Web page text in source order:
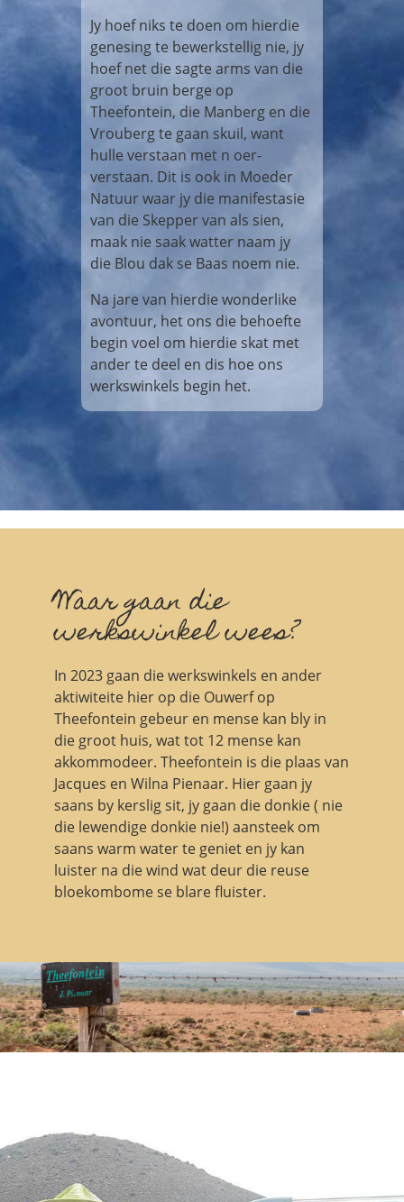
Jy hoef niks te doen om hierdie
genesing te bewerkstellig nie, jy
hoef net die sagte arms van die
groot bruin berge op
Theefontein, die Manberg en die
Vrouberg te gaan skuil, want
hulle verstaan met n oer-
verstaan. Dit is ook in Moeder
Natuur waar jy die manifestasie
van die Skepper van als sien,
maak nie saak watter naam jy
die Blou dak se Baas noem nie.
Na jare van hierdie wonderlike
avontuur, het ons die behoefte
begin voel om hierdie skat met
ander te deel en dis hoe ons
werkswinkels begin het.
Waar gaan die
werkswinkel wees?
In 2023 gaan die werkswinkels en ander
aktiwiteite hier op die Ouwerf op
Theefontein gebeur en mense kan bly in
die groot huis, wat tot 12 mense kan
akkommodeer. Theefontein is die plaas van
Jacques en Wilna Pienaar. Hier gaan jy
saans by kerslig sit, jy gaan die donkie ( nie
die lewendige donkie nie!) aansteek om
saans warm water te geniet en jy kan
luister na die wind wat deur die reuse
bloekombome se blare fluister.